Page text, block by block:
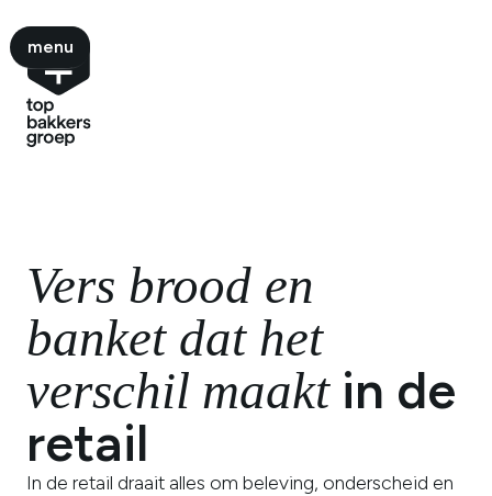
menu
menu
Vers brood en
banket dat het
verschil maaktin de
retail
In de retail draait alles om beleving, onderscheid en